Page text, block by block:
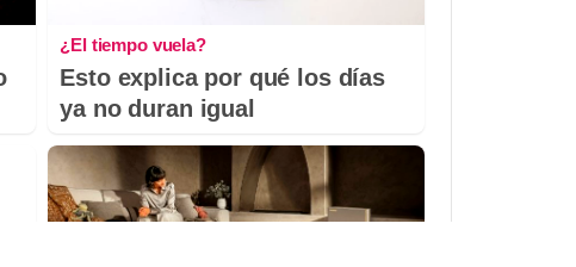
¿El tiempo vuela?
Esto explica por qué los días
ya no duran igual